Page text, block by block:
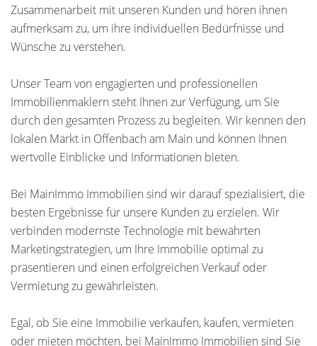
Zusammenarbeit mit unseren Kunden und hören ihnen
aufmerksam zu, um ihre individuellen Bedürfnisse und
Wünsche zu verstehen.
Unser Team von engagierten und professionellen
Immobilienmaklern steht Ihnen zur Verfügung, um Sie
durch den gesamten Prozess zu begleiten. Wir kennen den
lokalen Markt in Offenbach am Main und können Ihnen
wertvolle Einblicke und Informationen bieten.
Bei MainImmo Immobilien sind wir darauf spezialisiert, die
besten Ergebnisse für unsere Kunden zu erzielen. Wir
verbinden modernste Technologie mit bewährten
Marketingstrategien, um Ihre Immobilie optimal zu
präsentieren und einen erfolgreichen Verkauf oder
Vermietung zu gewährleisten.
Egal, ob Sie eine Immobilie verkaufen, kaufen, vermieten
oder mieten möchten, bei MainImmo Immobilien sind Sie